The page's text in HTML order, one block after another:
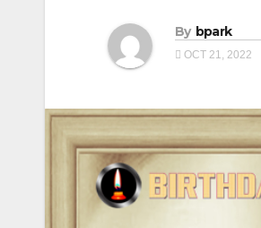
By bpark
OCT 21, 2022